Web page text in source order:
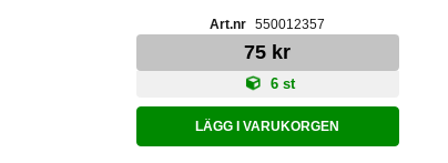
550012357
75 kr
6 st
LÄGG I VARUKORGEN